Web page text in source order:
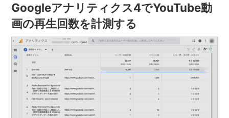
Googleアナリティクス4でYouTube動
画の再生回数を計測する